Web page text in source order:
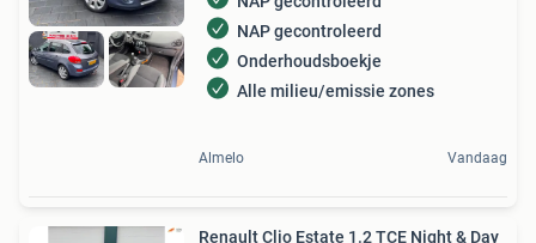
NAP gecontroleerd
Onderhoudsboekje
Alle milieu/emissie zones
Almelo Vandaag
Renault Clio Estate 1.2 TCE Night & Day